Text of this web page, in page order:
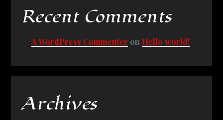
Recent Comments
A WordPress Commenter on Hello world!
Archives